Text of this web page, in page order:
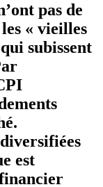
pas de
« vieilles
subissent
est